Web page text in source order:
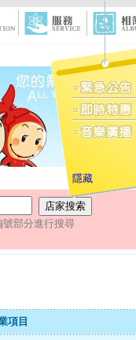
隱藏
號部分進行搜尋
項目